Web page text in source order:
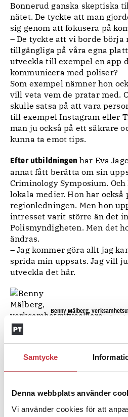
Samtycke
Denna webbplats använder
Vi använder cookies för att
Bonnerud ganska skeptiska
nätet. De tyckte att man
sig genom att fokusera på
– De tyckte att vi borde börja
tillgängliga på våra egna
utveckla till exempel en app
kommunicera med poliser?
Som exempel nämner hon
vill veta vem de pratar med.
skulle satsa på att vara
till exempel Instagram eller
man ju också på ett säkrare
kunna ta emot tips.
Efter utbildningen har Eva
annat fått berätta om sin
Criminology Symposium.
lokala medier. Hon har
regionledningen. Men hon
intresset varit större än det
Polismyndigheten. Men det
ändras.
– Jag kommer göra allt jag
sprida min uppsats. Jag vill
utveckla det här.
Benny Mälberg,
Benny Mälberg, är
verksamhetsutvecklare på
Cambridge, säger han.
Han syftar på att det är ett av